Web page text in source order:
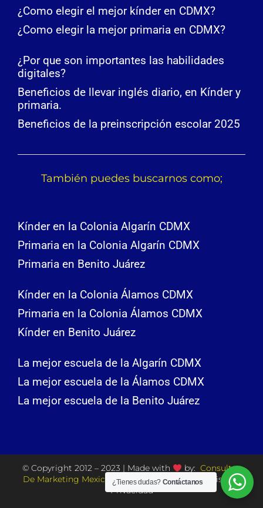
¿Como elegir el mejor kínder en CDMX?
¿Como elegir la mejor primaria en CDMX?
¿Por que son importantes las habilidades
digitales?
Beneficios de llevar inglés diario, en Kínder y
primaria.
Beneficios de la preinscripción escolar 2025
También puedes buscarnos como;
Kínder en la Colonia Algarín CDMX
Primaria en la Colonia Algarín CDMX
Primaria en Benito Juárez
Kínder en la Colonia Álamos CDMX
Primaria en la Colonia Álamos CDMX
Kínder en Benito Juárez
La mejor escuela de la Algarín CDMX
La mejor escuela de la Álamos CDMX
La mejor escuela de la Benito Juárez
© Copyright 2012 – 2023 | Made with by: Consultor
De Marketing Mexico
| All Rights Reserved | Aviso de
Privacidad
¿Tienes dudas? Contáctanos